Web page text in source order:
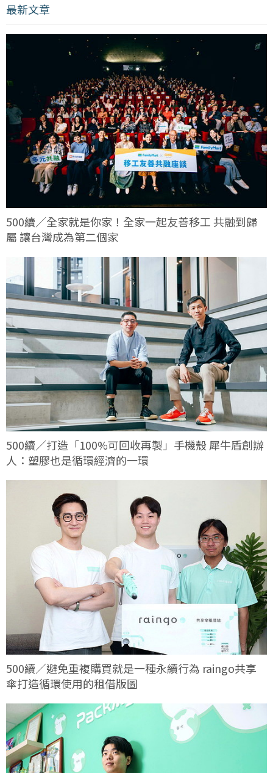
最新文章
500續／全家就是你家！全家一起友善移工 共融到歸
屬 讓台灣成為第二個家
500續／打造「100%可回收再製」手機殼 犀牛盾創辦
人：塑膠也是循環經濟的一環
500續／避免重複購買就是一種永續行為 raingo共享
傘打造循環使用的租借版圖